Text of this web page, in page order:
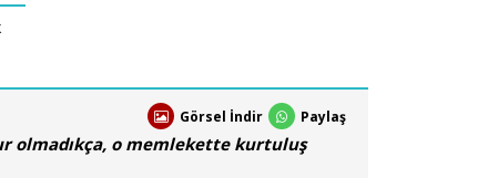
Görsel İndir Paylaş
olmadıkça, o memlekette kurtuluş